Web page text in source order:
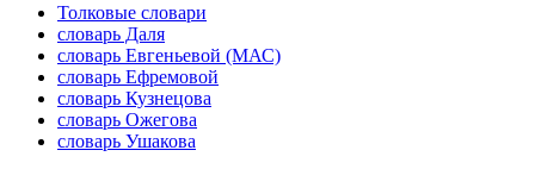
Толковые словари
словарь Даля
словарь Евгеньевой (МАС)
словарь Ефремовой
словарь Кузнецова
словарь Ожегова
словарь Ушакова